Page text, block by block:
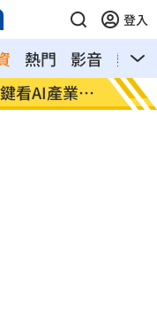
登入
熱門 影音
熱搜
嫌犯最小12
扣款